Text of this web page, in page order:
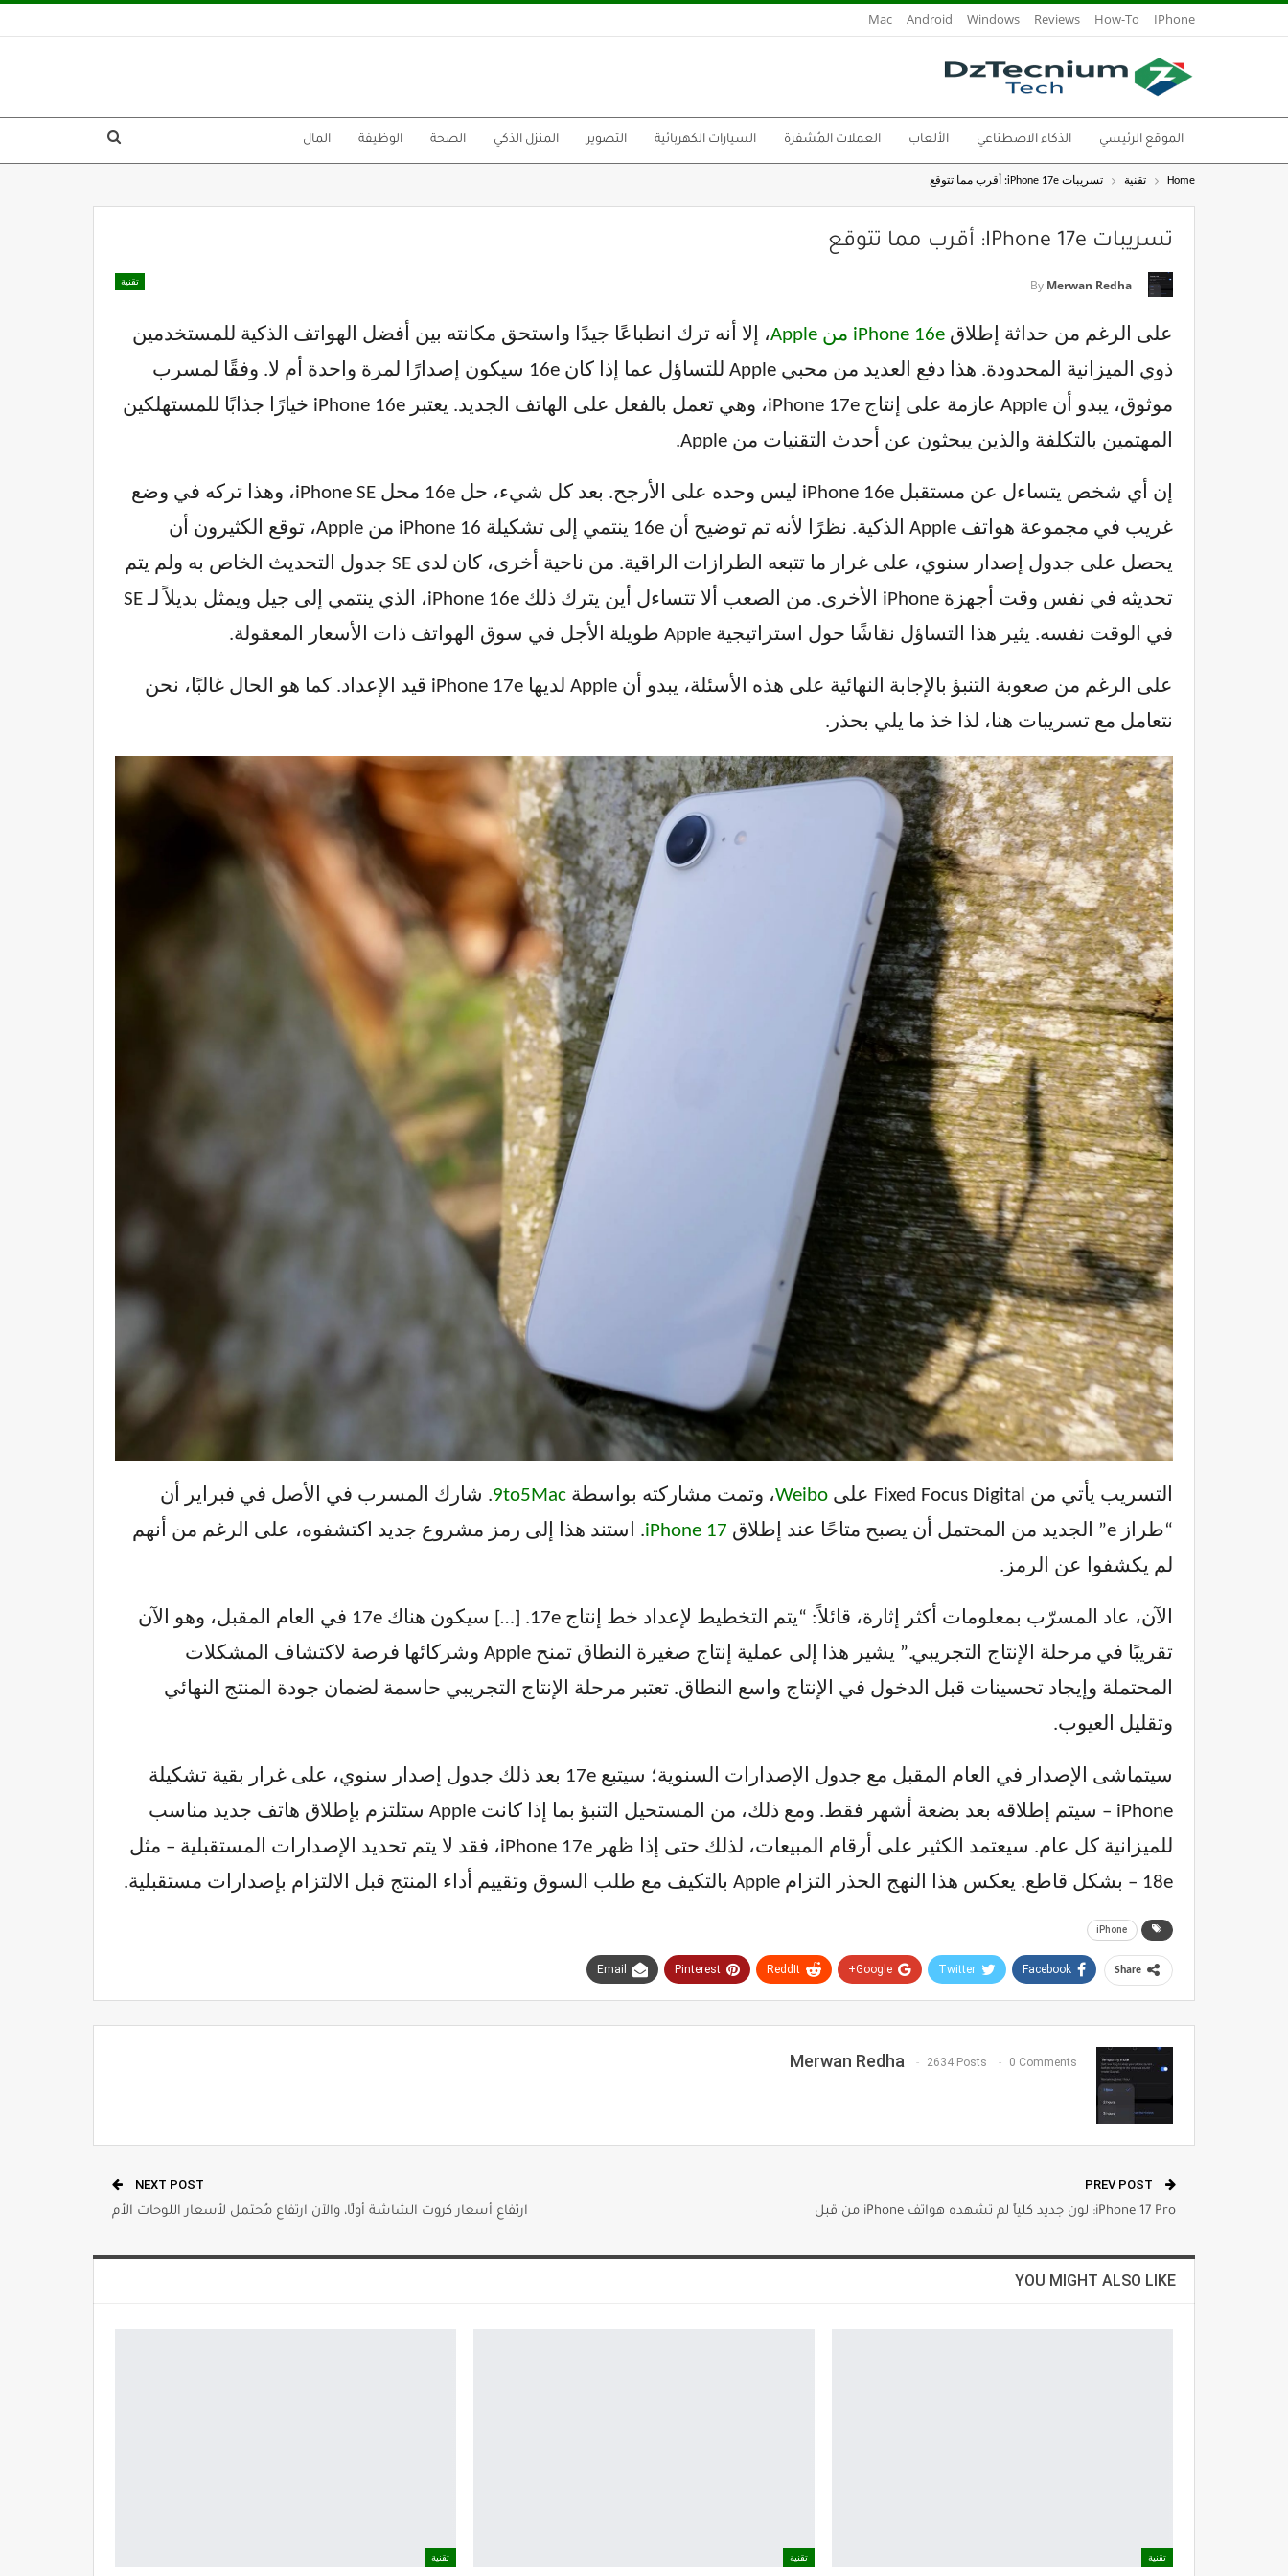
IPhone
How-To
Reviews
Windows
Android
Mac
الموقع الرئيسي الذكاء الاصطناعي الألعاب العملات المُشفرة السيارات الكهربائية التصوير المنزل الذكي الصحة الوظيفة المال
Home تقنية تسريبات iPhone 17e: أقرب مما تتوقع
تسريبات IPhone 17e: أقرب مما تتوقع
تقنية By Merwan Redha
على الرغم من حداثة إطلاق iPhone 16e من Apple
، إلا أنه ترك انطباعًا جيدًا واستحق مكانته بين أفضل الهواتف الذكية للمستخدمين
ذوي الميزانية المحدودة. هذا دفع العديد من محبي Apple للتساؤل عما إذا كان 16e سيكون إصدارًا لمرة واحدة أم لا. وفقًا لمسرب
موثوق، يبدو أن Apple عازمة على إنتاج iPhone 17e، وهي تعمل بالفعل على الهاتف الجديد. يعتبر iPhone 16e خيارًا جذابًا للمستهلكين
المهتمين بالتكلفة والذين يبحثون عن أحدث التقنيات من Apple.
إن أي شخص يتساءل عن مستقبل iPhone 16e ليس وحده على الأرجح. بعد كل شيء، حل 16e محل iPhone SE، وهذا تركه في وضع
غريب في مجموعة هواتف Apple الذكية. نظرًا لأنه تم توضيح أن 16e ينتمي إلى تشكيلة iPhone 16 من Apple، توقع الكثيرون أن
يحصل على جدول إصدار سنوي، على غرار ما تتبعه الطرازات الراقية. من ناحية أخرى، كان لدى SE جدول التحديث الخاص به ولم يتم
تحديثه في نفس وقت أجهزة iPhone الأخرى. من الصعب ألا تتساءل أين يترك ذلك iPhone 16e، الذي ينتمي إلى جيل ويمثل بديلاً لـ SE
في الوقت نفسه. يثير هذا التساؤل نقاشًا حول استراتيجية Apple طويلة الأجل في سوق الهواتف ذات الأسعار المعقولة.
على الرغم من صعوبة التنبؤ بالإجابة النهائية على هذه الأسئلة، يبدو أن Apple لديها iPhone 17e قيد الإعداد. كما هو الحال غالبًا، نحن
نتعامل مع تسريبات هنا، لذا خذ ما يلي بحذر.
التسريب يأتي من Fixed Focus Digital على Weibo، وتمت مشاركته بواسطة 9to5Mac. شارك المسرب في الأصل في فبراير أن
“طراز e” الجديد من المحتمل أن يصبح متاحًا عند إطلاق
iPhone 17. استند هذا إلى رمز مشروع جديد اكتشفوه، على الرغم من أنهم
لم يكشفوا عن الرمز.
الآن، عاد المسرّب بمعلومات أكثر إثارة، قائلاً: “يتم التخطيط لإعداد خط إنتاج 17e. […] سيكون هناك 17e في العام المقبل، وهو الآن
تقريبًا في مرحلة الإنتاج التجريبي.” يشير هذا إلى عملية إنتاج صغيرة النطاق تمنح Apple وشركائها فرصة لاكتشاف المشكلات
المحتملة وإيجاد تحسينات قبل الدخول في الإنتاج واسع النطاق. تعتبر مرحلة الإنتاج التجريبي حاسمة لضمان جودة المنتج النهائي
وتقليل العيوب.
سيتماشى الإصدار في العام المقبل مع جدول الإصدارات السنوية؛ سيتبع 17e بعد ذلك جدول إصدار سنوي، على غرار بقية تشكيلة
iPhone – سيتم إطلاقه بعد بضعة أشهر فقط. ومع ذلك، من المستحيل التنبؤ بما إذا كانت Apple ستلتزم بإطلاق هاتف جديد مناسب
للميزانية كل عام. سيعتمد الكثير على أرقام المبيعات، لذلك حتى إذا ظهر iPhone 17e، فقد لا يتم تحديد الإصدارات المستقبلية – مثل
18e – بشكل قاطع. يعكس هذا النهج الحذر التزام Apple بالتكيف مع طلب السوق وتقييم أداء المنتج قبل الالتزام بإصدارات مستقبلية.
iPhone
Share
Facebook
Twitter
Google+
ReddIt
Pinterest
Email
Merwan Redha 2634 Posts 0 Comments
iPhone 17 Pro: لون جديد كلياً لم تشهده هواتف iPhone من قبل
NEXT POST
ارتفاع أسعار كروت الشاشة أولًا، والآن ارتفاع مُحتمل لأسعار اللوحات الأم
YOU MIGHT ALSO LIKE
تقنية تقنية تقنية